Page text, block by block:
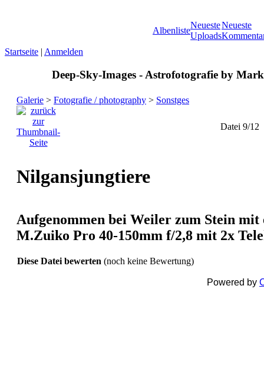
Albenliste
Neueste
Uploads
Neueste
Startseite | Anmelden
Deep-Sky-Images - Astrofotografie by
Galerie > Fotografie / photography > Sonstges
Datei 9/12
Nilgansjungtiere
Aufgenommen bei Weiler zum Stein
M.Zuiko Pro 40-150mm f/2,8 mit 2x
Diese Datei bewerten (noch keine Bewertung)
Powered by